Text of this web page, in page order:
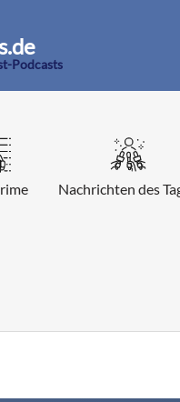
Podcasts
Nachrichten des